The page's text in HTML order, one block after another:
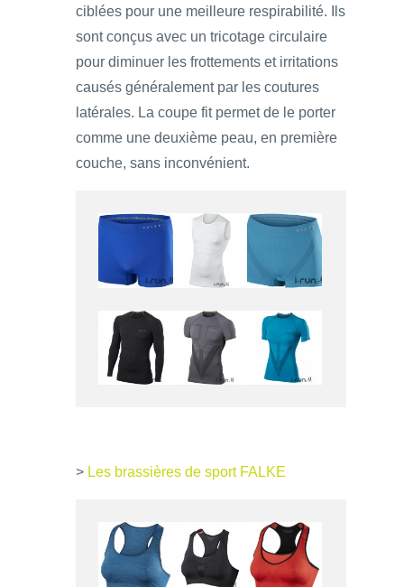
ciblées pour une meilleure respirabilité. Ils
sont conçus avec un tricotage circulaire
pour diminuer les frottements et irritations
causés généralement par les coutures
latérales. La coupe fit permet de le porter
comme une deuxième peau, en première
couche, sans inconvénient.
> Les brassières de sport FALKE